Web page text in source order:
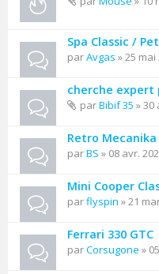
Spa Classic /
parAvgas » 25 mai
cherche expert
parBibif 35 » 30
Retro Mecanika
parBS » 08 avr.
Mini Cooper
parflyspin » 21
Ferrari 330 GTC
parCorsugone »